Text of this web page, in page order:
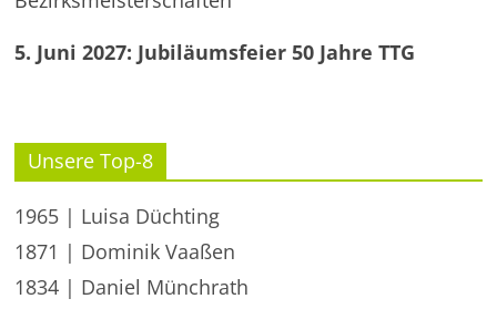
5. Juni 2027: Jubiläumsfeier 50 Jahre TTG
Unsere Top-8
1965 | Luisa Düchting
1871 | Dominik Vaaßen
1834 | Daniel Münchrath